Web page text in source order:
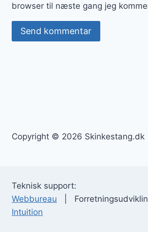
browser til næste gang jeg
Copyright © 2026 Skinkestang.dk
Teknisk support:
Webbureau |
Intuition